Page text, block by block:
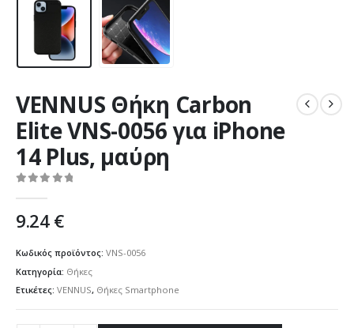
VENNUS Θήκη Carbon
Elite VNS-0056 για iPhone
14 Plus, μαύρη
9.24€
Κωδικός προϊόντος: VNS-0056
Κατηγορία: Θήκες
Ετικέτες: VENNUS, Θήκες Smartphone